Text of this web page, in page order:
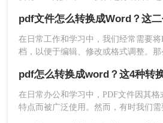
置，满足用户的不同需求。
优点：转换质量高，支持
富，能够完美保留原始文
缺点：部分软件需要付费购
一定的系统资源。
推荐工具：转转大师 pdf转换器
怎么转换成word问题。
在日常工作和学习中，我们经常需要将
档，以便于编辑、修改或格式调整。
细解释每一步骤。
pdf怎么转换成word？这4种转
在日常办公和学习中，PDF文件因其
特点而被广泛使用。然而，有时我们需